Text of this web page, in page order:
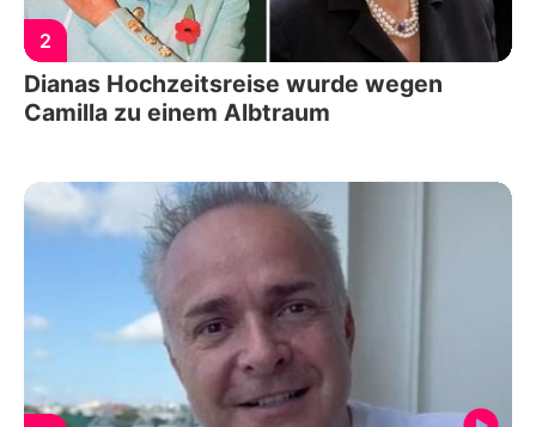
2
Dianas Hochzeitsreise wurde wegen
Camilla zu einem Albtraum